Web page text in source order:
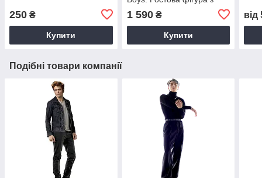
250 ₴
Купити
будь-яким зображенням
під замовлення
1 590₴
Купити
від
Подібні товари компанії